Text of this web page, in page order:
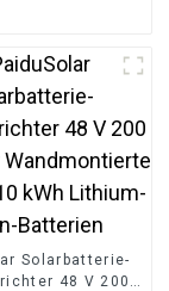
Solarbatterie-
48 V 200